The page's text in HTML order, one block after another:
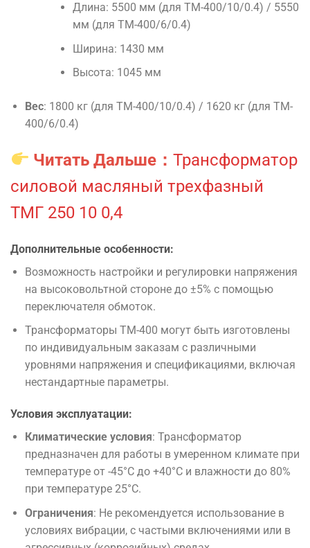
Длина: 5500 мм (для TM-400/10/0.4) / 5550
мм (для TM-400/6/0.4)
Ширина: 1430 мм
Высота: 1045 мм
Вес: 1800 кг (для TM-400/10/0.4) / 1620 кг (для TM-
400/6/0.4)
Читать Дальше：Трансформатор
силовой масляный трехфазный
ТМГ 250 10 0,4
Дополнительные особенности:
Возможность настройки и регулировки напряжения
на высоковольтной стороне до ±5% с помощью
переключателя обмоток.
Трансформаторы TM-400 могут быть изготовлены
по индивидуальным заказам с различными
уровнями напряжения и спецификациями, включая
нестандартные параметры.
Условия эксплуатации:
Климатические условия: Трансформатор
предназначен для работы в умеренном климате при
температуре от -45°C до +40°C и влажности до 80%
при температуре 25°C.
Ограничения: Не рекомендуется использование в
условиях вибрации, с частыми включениями или в